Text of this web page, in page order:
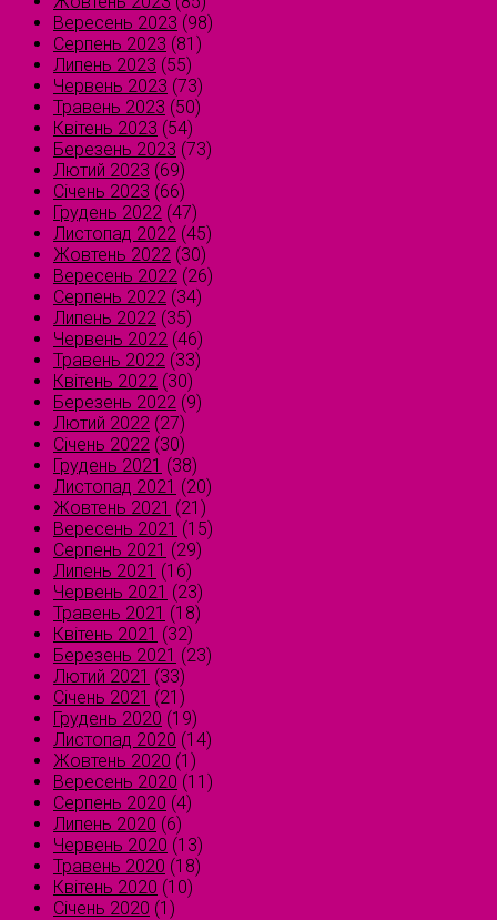
Вересень 2023 (98)
Серпень 2023 (81)
Липень 2023 (55)
Червень 2023 (73)
Травень 2023 (50)
Квітень 2023 (54)
Березень 2023 (73)
Лютий 2023 (69)
Січень 2023 (66)
Грудень 2022 (47)
Листопад 2022 (45)
Жовтень 2022 (30)
Вересень 2022 (26)
Серпень 2022 (34)
Липень 2022 (35)
Червень 2022 (46)
Травень 2022 (33)
Квітень 2022 (30)
Березень 2022 (9)
Лютий 2022 (27)
Січень 2022 (30)
Грудень 2021 (38)
Листопад 2021 (20)
Жовтень 2021 (21)
Вересень 2021 (15)
Серпень 2021 (29)
Липень 2021 (16)
Червень 2021 (23)
Травень 2021 (18)
Квітень 2021 (32)
Березень 2021 (23)
Лютий 2021 (33)
Січень 2021 (21)
Грудень 2020 (19)
Листопад 2020 (14)
Жовтень 2020 (1)
Вересень 2020 (11)
Серпень 2020 (4)
Липень 2020 (6)
Червень 2020 (13)
Травень 2020 (18)
Квітень 2020 (10)
Січень 2020 (1)